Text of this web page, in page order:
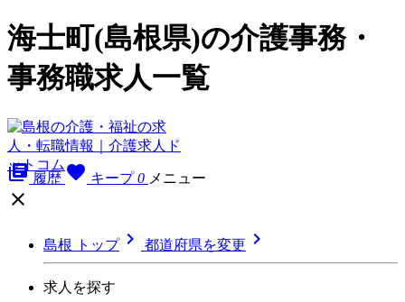
海士町(島根県)の介護事務・
事務職求人一覧
library_books 履歴 favorite キープ 0 メニュー

島根 トップ 都道府県を変更 
求人を探す